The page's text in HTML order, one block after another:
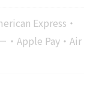
Express・
・Apple Pay・Air